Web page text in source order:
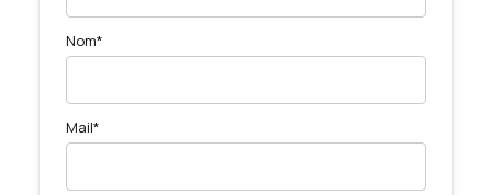
Nom*
Mail*